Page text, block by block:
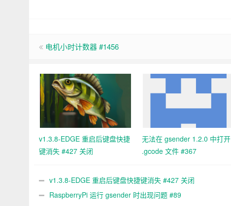
电机小时计数器 #1456
v1.3.8-EDGE 重启后键盘快捷
键消失 #427 关闭
无法在 gsender 1.2.0 中打开
.gcode 文件 #367
v1.3.8-EDGE 重启后键盘快捷键消失 #427 关闭
RaspberryPi 运行 gsender 时出现问题 #89